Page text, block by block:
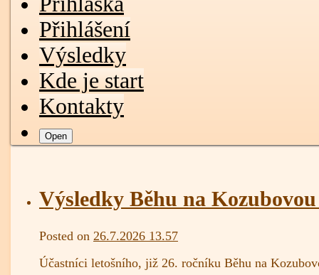
Přihlášení
Výsledky
Kde je start
Kontakty
Open
Výsledky Běhu na Kozubovou
Posted on 26.7.2026 13.57
Účastníci letošního, již 26. ročníku Běhu na